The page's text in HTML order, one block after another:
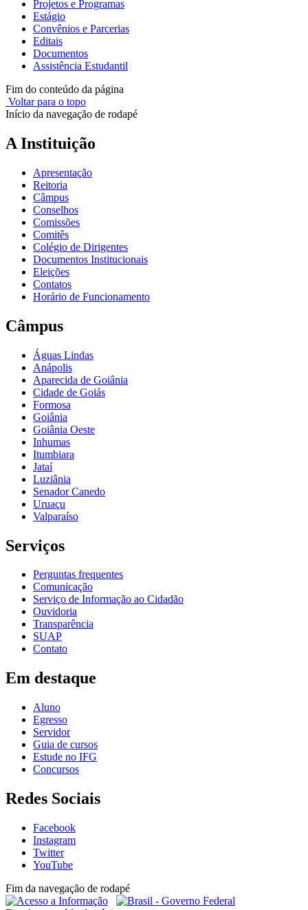
Projetos e Programas
Estágio
Convênios e Parcerias
Editais
Documentos
Assistência Estudantil
Fim do conteúdo da página
Voltar para o topo
Início da navegação de rodapé
A Instituição
Apresentação
Reitoria
Câmpus
Conselhos
Comissões
Comitês
Colégio de Dirigentes
Documentos Institucionais
Eleições
Contatos
Horário de Funcionamento
Câmpus
Águas Lindas
Anápolis
Aparecida de Goiânia
Cidade de Goiás
Formosa
Goiânia
Goiânia Oeste
Inhumas
Itumbiara
Jataí
Luziânia
Senador Canedo
Uruaçu
Valparaíso
Serviços
Perguntas frequentes
Comunicação
Serviço de Informação ao Cidadão
Ouvidoria
Transparência
SUAP
Contato
Em destaque
Aluno
Egresso
Servidor
Guia de cursos
Estude no IFG
Concursos
Redes Sociais
Facebook
Instagram
Twitter
YouTube
Fim da navegação de rodapé